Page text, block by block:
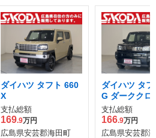
ダイハツ タフト 660
X
支払総額
169.9万円
広島県安芸郡海田町
ダイハツ タ
G ダーククロ
チャー
支払総額
166.9万円
広島県安芸郡